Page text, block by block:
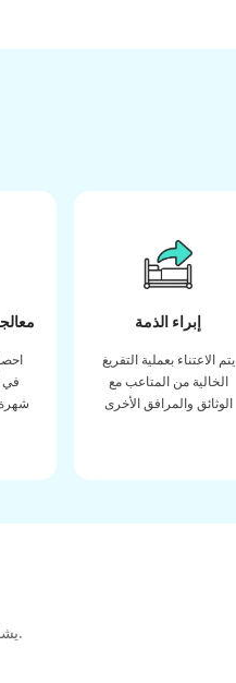
في
إبراء الذمة
يتم الاعتناء بعملية التفريغ
الخالية من المتاعب مع
الوثائق والمرافق الأخرى
يشارك مرضانا تجربتهم معنا في الحصول على أفضل رعاية صحية عالية الجودة طوال رحلتهم العلاجية لتشكيل رابطة كبيرة للمستقبل.